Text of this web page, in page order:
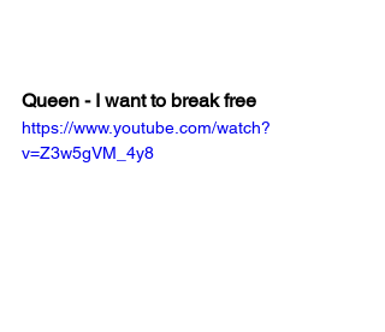
Queen - I want to break free
https://www.youtube.com/watch?
v=Z3w5gVM_4y8